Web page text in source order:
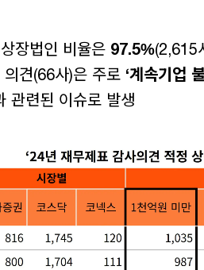
장법인 비율은 97.5%(2,615
의견(66사)은 주로 ‘계속기업
관련된 이슈로 발생